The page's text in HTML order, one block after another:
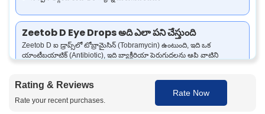
Zeetob D Eye Drops అది ఎలా పని చేస్తుంది
Zeetob D ఐ డ్రాప్స్‌లో టోబ్రామైసిన్ (Tobramycin) ఉంటుంది, ఇది ఒక
యాంటీబయాటిక్ (Antibiotic), ఇది బ్యాక్టీరియా పెరుగుదలను ఆపి వాటిని
పనిచేసి బ్యాక్టీరియా ఇన్ఫెక్షన్లను చికిత్స చేసి వాపు, ఎర్రదనం, దురద వంటి
లక్షణాలను తగ్గిస్తుంది. దీనిని టోబ్రామైసిన్ డెక్సామెథాసోన్ ఐ డ్రాప్స్ (Tobramycin
Dexamethasone eye drops), టోబ్రామైసిన్ D ఐ డ్రాప్స్ (Tobramycin D eye
Rating & Reviews
Rate your recent purchases.
Rate Now